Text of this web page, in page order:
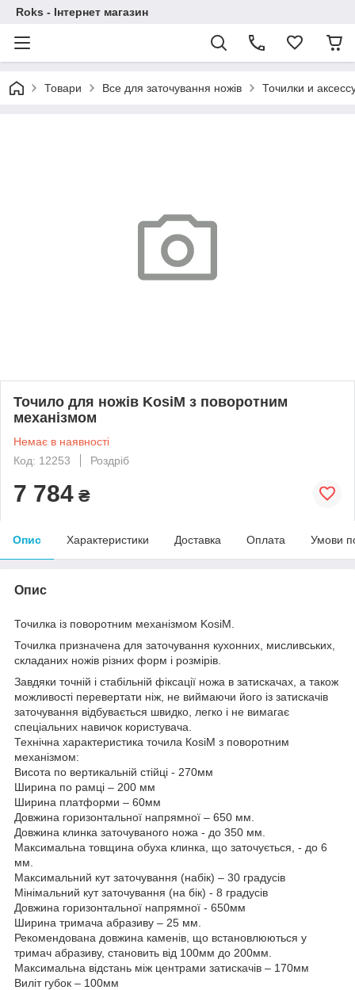
Roks - Інтернет магазин
Товари Все для заточування ножів Точилки и
Точило для ножів KosiM з поворотним
механізмом
Немає в наявності
Код: 12253
Роздріб
7 784 ₴
Опис Характеристики Доставка Оплата Умови
Опис
Точилка із поворотним механізмом KosiM.
Точилка призначена для заточування кухонних, мисливських,
складаних ножів різних форм і розмірів.
Завдяки точній і стабільній фіксації ножа в затискачах, а також
можливості перевертати ніж, не виймаючи його із затискачів
заточування відбувається швидко, легко і не вимагає
спеціальних навичок користувача.
Технічна характеристика точила КosiM з поворотним
механізмом:
Висота по вертикальній стійці - 270мм
Ширина по рамці – 200 мм
Ширина платформи – 60мм
Довжина горизонтальної напрямної – 650 мм.
Довжина клинка заточуваного ножа - до 350 мм.
Максимальна товщина обуха клинка, що заточується, - до 6
мм.
Максимальний кут заточування (набік) – 30 градусів
Мінімальний кут заточування (на бік) - 8 градусів
Довжина горизонтальної напрямної - 650мм
Ширина тримача абразиву – 25 мм.
Рекомендована довжина каменів, що встановлюються у
тримач абразиву, становить від 100мм до 200мм.
Максимальна відстань між центрами затискачів – 170мм
Виліт губок – 100мм